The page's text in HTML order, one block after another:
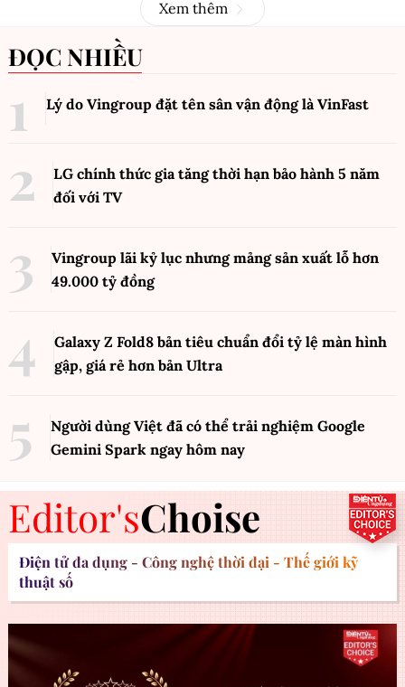
Xem thêm
ĐỌC NHIỀU
Lý do Vingroup đặt tên sân vận động là VinFast
LG chính thức gia tăng thời hạn bảo hành 5 năm
đối với TV
Vingroup lãi kỷ lục nhưng mảng sản xuất lỗ hơn
49.000 tỷ đồng
Galaxy Z Fold8 bản tiêu chuẩn đổi tỷ lệ màn hình
gập, giá rẻ hơn bản Ultra
Người dùng Việt đã có thể trải nghiệm Google
Gemini Spark ngay hôm nay
Editor'sChoise
Điện tử đa dụng - Công nghệ thời đại - Thế giới kỹ
thuật số